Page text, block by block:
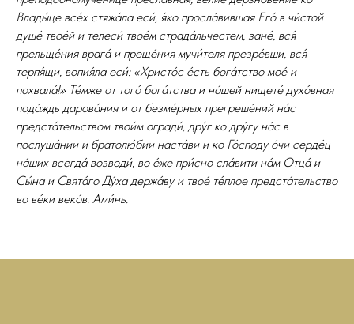
Влады́це все́х стяжа́ла еси́, я́ко просла́вившая Его́ в чи́стой
душе́ твое́й и телеси́ твое́м страда́льчестем, зане́, вся́
прельще́ния врага́ и преще́ния мучи́теля презре́вши, вся́
терпя́щи, вопия́ла еси́: «Христо́с е́сть бога́тство мое́ и
похвала́!» Те́мже от того́ бога́тства и на́шей нищете́ духо́вная
пода́ждь дарова́ния и от безме́рных прегреше́ний на́с
предста́тельством твои́м огради́, дру́г ко дру́гу на́с в
послуша́нии и братолю́бии наста́ви и ко Го́споду о́чи серде́ц
на́ших всегда́ возводи́, во е́же при́сно сла́вити на́м Отца́ и
Сы́на и Свята́го Ду́ха держа́ву и твое́ те́плое предста́тельство
во ве́ки веко́в. Ами́нь.